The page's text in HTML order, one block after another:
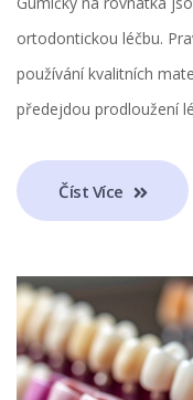
ortodontickou léčbu.
používání kvalitních
předejdou prodloužení
Číst Více